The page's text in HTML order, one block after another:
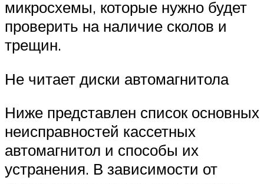
микросхемы, которые нужно будет
проверить на наличие сколов и
трещин.
Не читает диски автомагнитола
Ниже представлен список основных
неисправностей кассетных
автомагнитол и способы их
устранения. В зависимости от